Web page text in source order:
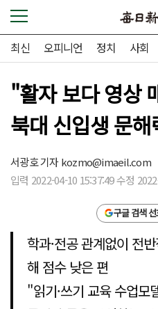
최신 오피니언 정치 사회
"활자 보다 영상
북대 신입생 문
서광호 기자kozmo@imaeil.com
입력 2022-04-10 15:37:49 수정
구글 검색
학과·전공 관계없이 전
해 점수 낮은 편
"읽기·쓰기 교육 수업모